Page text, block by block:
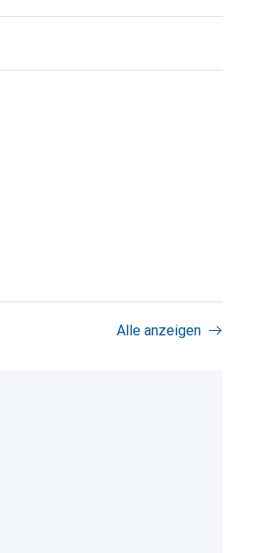
Alle anzeigen